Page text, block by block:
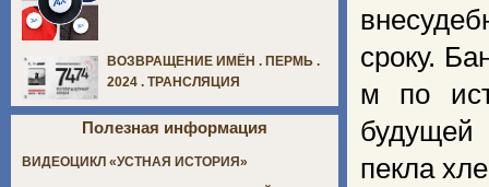
сроку.
м по
пекла
ВОЗВРАЩЕНИЕ ИМЁН . ПЕРМЬ .
2024 . ТРАНСЛЯЦИЯ
Полезная информация
ВИДЕОЦИКЛ «УСТНАЯ ИСТОРИЯ»